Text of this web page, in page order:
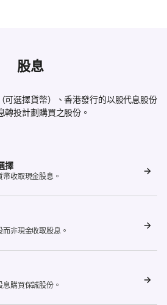
股息
可選擇貨幣）、香港發行的以股代息股份
轉投計劃購買之股份。
擇
收取現金股息。
非現金收取股息。
購買保誠股份。